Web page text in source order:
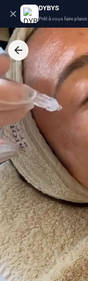
DYBYS
Prêt à vous faire plaisir.